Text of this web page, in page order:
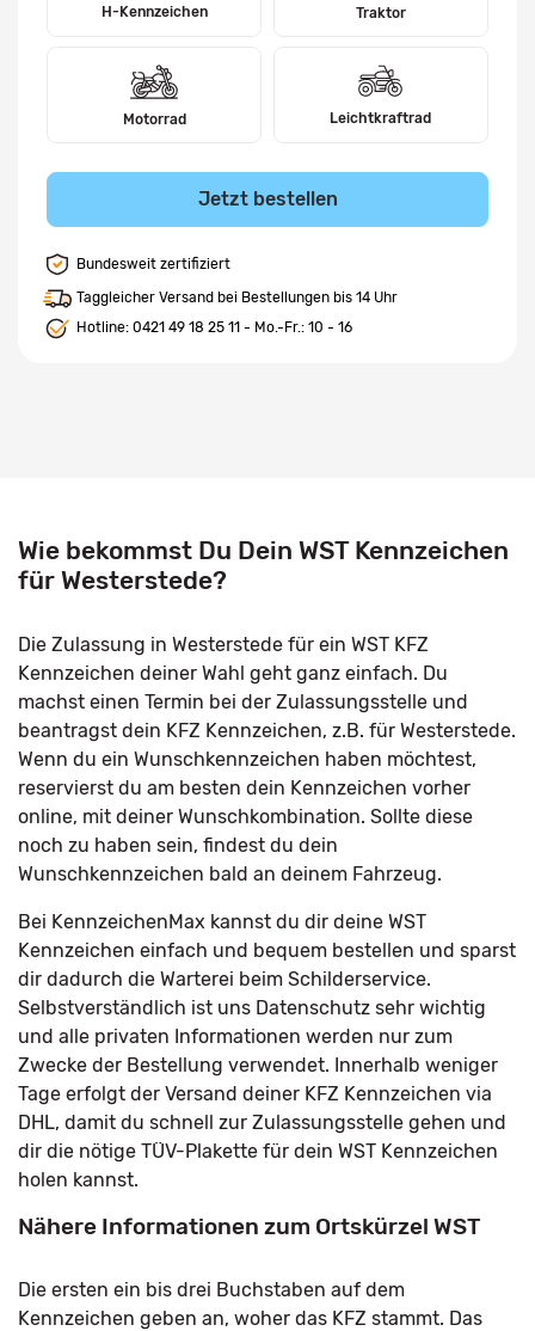
H-Kennzeichen Traktor
Motorrad Leichtkraftrad
Jetzt bestellen
Bundesweit zertifiziert
Taggleicher Versand bei Bestellungen bis 14 Uhr
Hotline: 0421 49 18 25 11 - Mo.-Fr.: 10 - 16
Wie bekommst Du Dein WST Kennzeichen
für Westerstede?
Die Zulassung in Westerstede für ein WST KFZ
Kennzeichen deiner Wahl geht ganz einfach. Du
machst einen Termin bei der Zulassungsstelle und
beantragst dein KFZ Kennzeichen, z.B. für Westerstede.
Wenn du ein Wunschkennzeichen haben möchtest,
reservierst du am besten dein Kennzeichen vorher
online, mit deiner Wunschkombination. Sollte diese
noch zu haben sein, findest du dein
Wunschkennzeichen bald an deinem Fahrzeug.
Bei KennzeichenMax kannst du dir deine WST
Kennzeichen einfach und bequem bestellen und sparst
dir dadurch die Warterei beim Schilderservice.
Selbstverständlich ist uns Datenschutz sehr wichtig
und alle privaten Informationen werden nur zum
Zwecke der Bestellung verwendet. Innerhalb weniger
Tage erfolgt der Versand deiner KFZ Kennzeichen via
DHL, damit du schnell zur Zulassungsstelle gehen und
dir die nötige TÜV-Plakette für dein WST Kennzeichen
holen kannst.
Nähere Informationen zum Ortskürzel WST
Die ersten ein bis drei Buchstaben auf dem
Kennzeichen geben an, woher das KFZ stammt. Das